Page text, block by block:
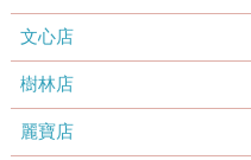
文心店
樹林店
麗寶店